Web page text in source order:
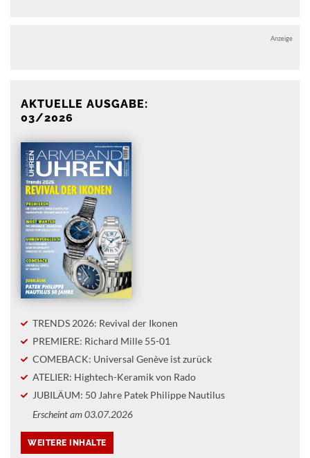
Anzeige
AKTUELLE AUSGABE:
03/2026
TRENDS 2026: Revival der Ikonen
PREMIERE: Richard Mille 55-01
COMEBACK: Universal Genève ist zurück
ATELIER: Hightech-Keramik von Rado
JUBILÄUM: 50 Jahre Patek Philippe Nautilus
Erscheint am 03.07.2026